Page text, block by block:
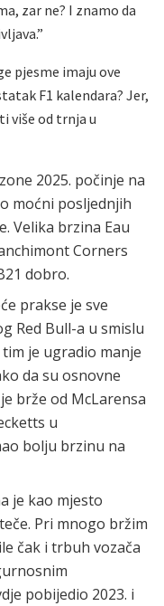
zar ne? I znamo da
pjesme imaju ove
F1 kalendara? Jer,
više od trnja u
2025. počinje na
moćni posljednjih
Velika brzina Eau
Corners
dobro.
prakse je sve
Red Bull-a u smislu
je ugradio manje
da su osnovne
brže od McLarensa
u
bolju brzinu na
je kao mjesto
Pri mnogo bržim
čak i trbuh vozača
pobijedio 2023. i